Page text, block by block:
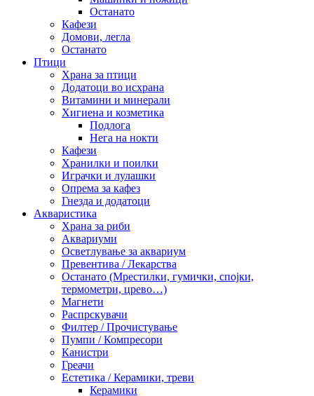
Останато
Кафези
Домови, легла
Останато
Птици
Храна за птици
Додатоци во исхрана
Витамини и минерали
Хигиена и козметика
Подлога
Нега на нокти
Кафези
Хранилки и поилки
Играчки и лулашки
Опрема за кафез
Гнезда и додатоци
Акваристика
Храна за риби
Аквариуми
Осветлување за аквариум
Превентива / Лекарства
Останато (Мрестилки, гумички, спојки,
термометри, црево…)
Магнети
Распрскувачи
Филтер / Прочистување
Пумпи / Компресори
Канистри
Греачи
Естетика / Керамики, треви
Керамики